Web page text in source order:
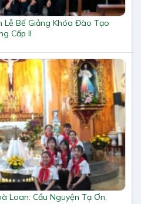
Lễ Bế Giảng Khóa Đào Tạo
Cấp II
Loan: Cầu Nguyện Tạ Ơn,